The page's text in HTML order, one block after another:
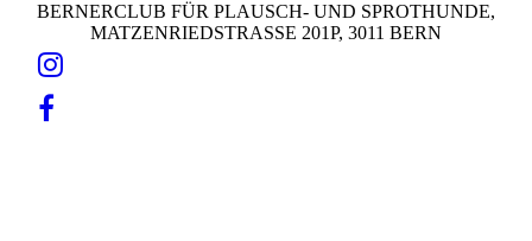
BERNERCLUB FÜR PLAUSCH- UND SPROTHUNDE,
MATZENRIEDSTRASSE 201P, 3011 BERN